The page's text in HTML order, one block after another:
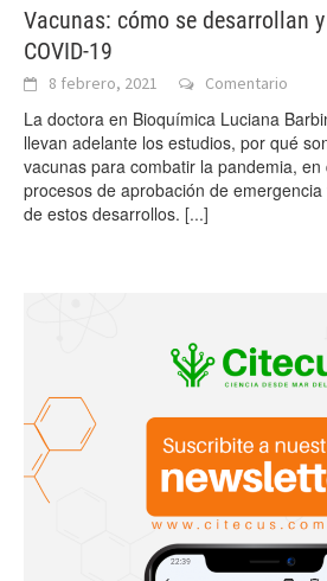
Vacunas: cómo se desarrollan
COVID-19
8 febrero, 2021 Comentario
La doctora en Bioquímica Luciana
llevan adelante los estudios, por qué
vacunas para combatir la pandemia,
procesos de aprobación de
de estos desarrollos. [...]